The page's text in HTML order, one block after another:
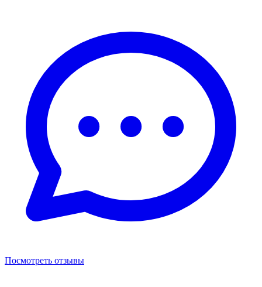
Посмотреть отзывы